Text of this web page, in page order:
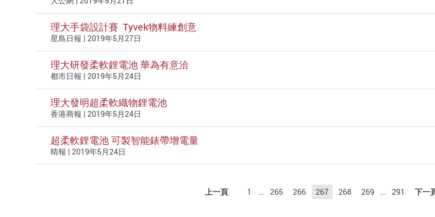
理大手袋設計賽 Tyvek物料練創意
星島日報 | 2019年5月27日
理大研發柔軟鋰電池 華為有意洽
都市日報 | 2019年5月24日
理大發明超柔軟織物鋰電池
香港商報 | 2019年5月24日
超柔軟鋰電池 可製智能錶帶增電量
晴報 | 2019年5月24日
上一頁 1 ... 265 266 267 268 269 ... 291 下一